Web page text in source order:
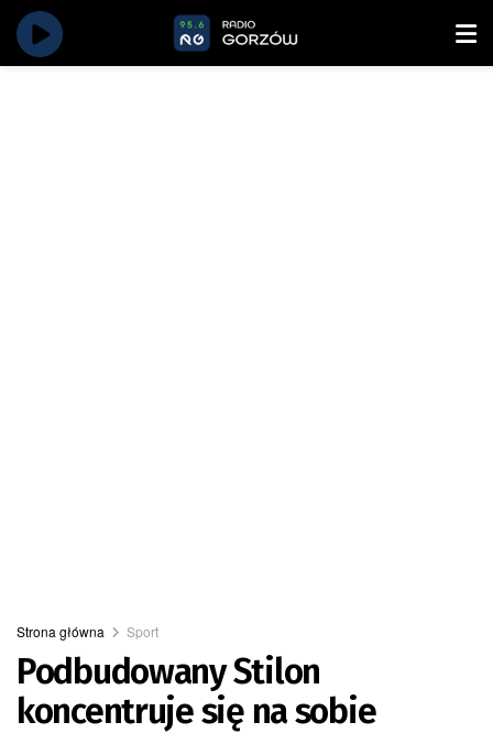
Strona główna Sport
Podbudowany Stilon
koncentruje się na sobie